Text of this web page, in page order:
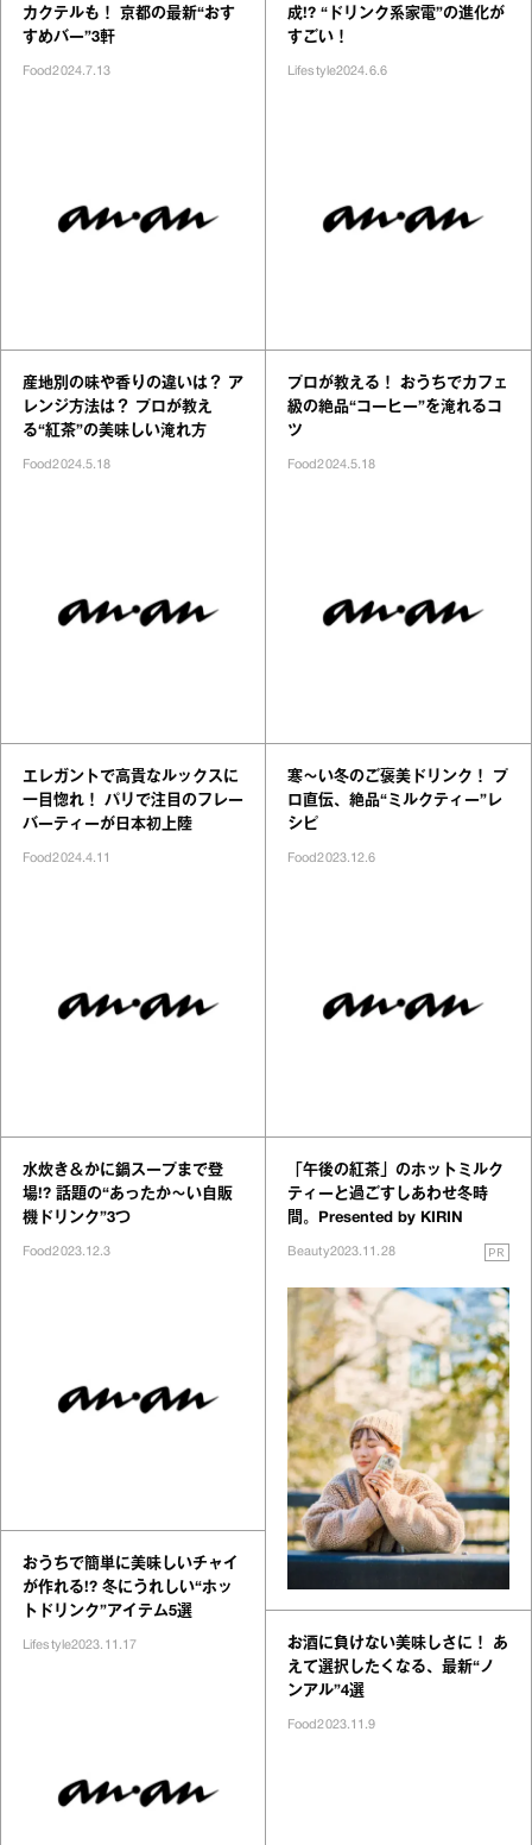
カクテルも！ 京都の最新“おす
すめバー”3軒
Food2024.7.13
産地別の味や香りの違いは？ ア
レンジ方法は？ プロが教え
る“紅茶”の美味しい淹れ方
Food2024.5.18
エレガントで高貴なルックスに
一目惚れ！ パリで注目のフレー
バーティーが日本初上陸
Food2024.4.11
水炊き＆かに鍋スープまで登
場!? 話題の“あったか～い自販
機ドリンク”3つ
Food2023.12.3
おうちで簡単に美味しいチャイ
が作れる!? 冬にうれしい“ホッ
トドリンク”アイテム5選
Lifestyle2023.11.17
成!? “ドリンク系家電”の進化が
すごい！
Lifestyle2024.6.6
プロが教える！ おうちでカフェ
級の絶品“コーヒー”を淹れるコ
ツ
Food2024.5.18
寒～い冬のご褒美ドリンク！ プ
ロ直伝、絶品“ミルクティー”レ
シピ
Food2023.12.6
「午後の紅茶」のホットミルク
ティーと過ごすしあわせ冬時
間。Presented by KIRIN
Beauty2023.11.28 PR
お酒に負けない美味しさに！ あ
えて選択したくなる、最新“ノ
ンアル”4選
Food2023.11.9